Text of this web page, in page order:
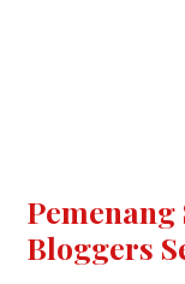
Pemenang
Bloggers